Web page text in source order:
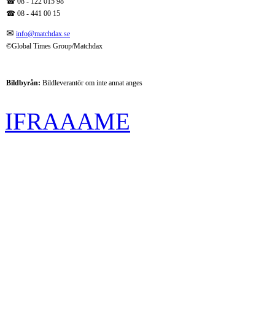
☎ 08 - 441 00 15
✉ info@matchdax.se
©Global Times Group/Matchdax
Bildbyrån: Bildleverantör om inte annat anges
IFRAAAME